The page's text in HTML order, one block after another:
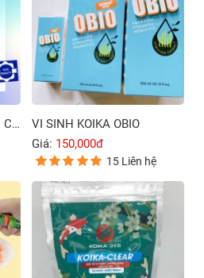
Thuốc Trị Bệnh Nấm Cho Cá Cảnh Blue Sky 9999
VI SINH KOIKA OBIO
Giá: 150,000đ
15 Liên hệ